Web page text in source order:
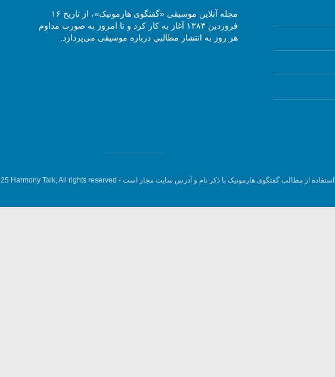
مجله آنلاین موسیقی «گفتگوی هارمونیک»، از تاریخ ۱۶
فروردین ۱۳۸۳ آغاز به کار کرد و تا امروز به صورت مداوم
هر روز به انتشار مطالبی درباره موسیقی می‌پردازد.
استفاده از مطالب گفتگوی هارمونیک با ذکر نام و آدرس سایت مجاز است - Harmony Talk, All rights reserved.